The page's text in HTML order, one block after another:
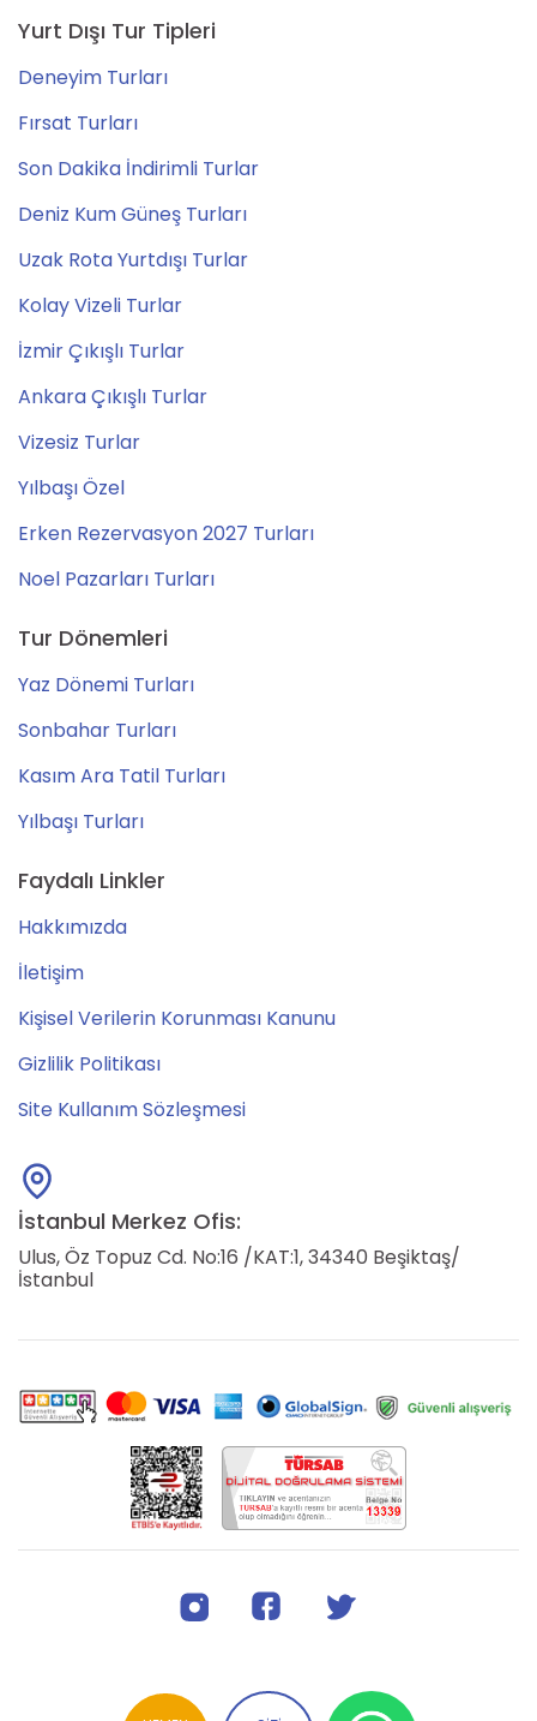
Yurt Dışı Tur Tipleri
Deneyim Turları
Fırsat Turları
Son Dakika İndirimli Turlar
Deniz Kum Güneş Turları
Uzak Rota Yurtdışı Turlar
Kolay Vizeli Turlar
İzmir Çıkışlı Turlar
Ankara Çıkışlı Turlar
Vizesiz Turlar
Yılbaşı Özel
Erken Rezervasyon 2027 Turları
Noel Pazarları Turları
Tur Dönemleri
Yaz Dönemi Turları
Sonbahar Turları
Kasım Ara Tatil Turları
Yılbaşı Turları
Faydalı Linkler
Hakkımızda
İletişim
Kişisel Verilerin Korunması Kanunu
Gizlilik Politikası
Site Kullanım Sözleşmesi
İstanbul Merkez Ofis:
Ulus, Öz Topuz Cd. No:16 /KAT:1, 34340 Beşiktaş/
İstanbul